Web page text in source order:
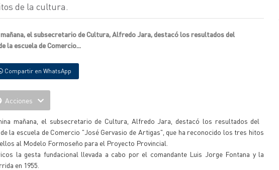
de la cultura.
el subsecretario de Cultura, Alfredo Jara, destacó los resultados del
la escuela de Comercio...
Compartir en WhatsApp
Acciones
mañana, el subsecretario de Cultura, Alfredo Jara, destacó los resultados del
la escuela de Comercio "José Gervasio de Artigas", que ha reconocido los tres hitos
al Modelo Formoseño para el Proyecto Provincial.
la gesta fundacional llevada a cabo por el comandante Luis Jorge Fontana y la
en 1955.